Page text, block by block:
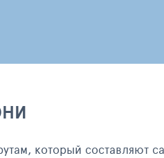
который составляют